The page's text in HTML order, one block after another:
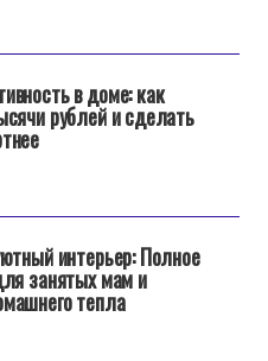
в доме: как
рублей и сделать
интерьер: Полное
занятых мам и
тепла